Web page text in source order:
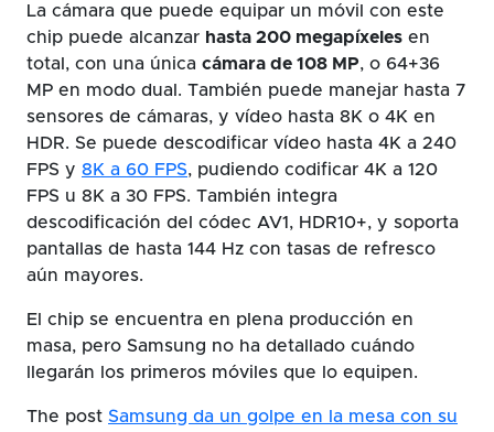
La cámara que puede equipar un móvil con este
chip puede alcanzar hasta 200 megapíxeles en
total, con una única cámara de 108 MP, o 64+36
MP en modo dual. También puede manejar hasta 7
sensores de cámaras, y vídeo hasta 8K o 4K en
HDR. Se puede descodificar vídeo hasta 4K a 240
FPS y 8K a 60 FPS, pudiendo codificar 4K a 120
FPS u 8K a 30 FPS. También integra
descodificación del códec AV1, HDR10+, y soporta
pantallas de hasta 144 Hz con tasas de refresco
aún mayores.
El chip se encuentra en plena producción en
masa, pero Samsung no ha detallado cuándo
llegarán los primeros móviles que lo equipen.
The post Samsung da un golpe en la mesa con su